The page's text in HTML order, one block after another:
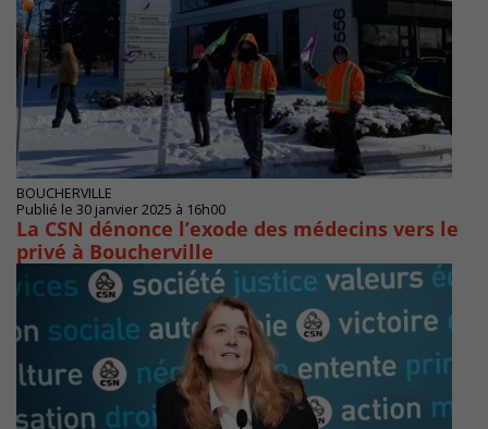
BOUCHERVILLE
Publié le 30 janvier 2025 à 16h00
La CSN dénonce l’exode des médecins vers le
privé à Boucherville